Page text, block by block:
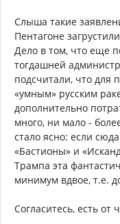
Слыша такие
Пентагоне
Дело в том, что еще
тогдашней
подсчитали, что для
«умным» русским
дополнительно
много, ни мало -
стало ясно: если
«Бастионы» и
Трампа эта
минимум вдвое, т.е.
Согласитесь, есть от